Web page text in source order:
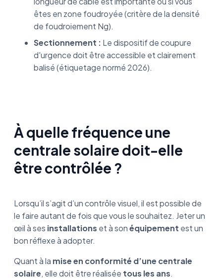
êtes en zone foudroyée (critère de la densité
de foudroiement Ng).
Sectionnement : Le dispositif de coupure
d'urgence doit être accessible et clairement
balisé (étiquetage normé 2026).
À quelle fréquence une
centrale solaire doit-elle
être contrôlée ?
Lorsqu’il s’agit d’un contrôle visuel, il est possible de
le faire autant de fois que vous le souhaitez. Jeter un
œil à ses installations et à sonéquipement est un
bon réflexe à adopter.
Quant à la mise en conformité d’une centrale
solaire, elle doit être réalisée tous les ans.